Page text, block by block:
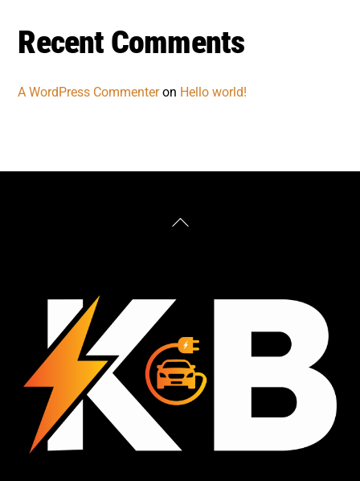
Recent Comments
A WordPress Commenteron Hello world!
Back